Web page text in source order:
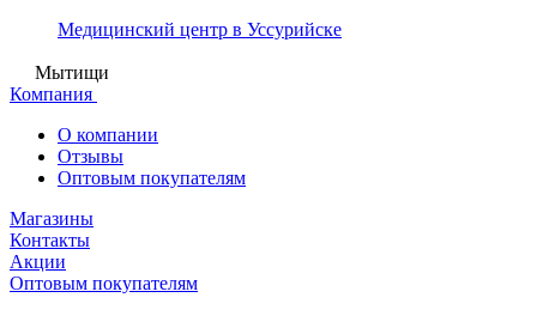
Медицинский центр в Уссурийске
Мытищи
Компания
О компании
Отзывы
Оптовым покупателям
Магазины
Контакты
Акции
Оптовым покупателям